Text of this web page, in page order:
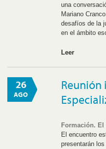
una
Mariano
desafíos de la
en el ámbito
Leer
26
AGO
Formación. El
El encuentro
presentarán